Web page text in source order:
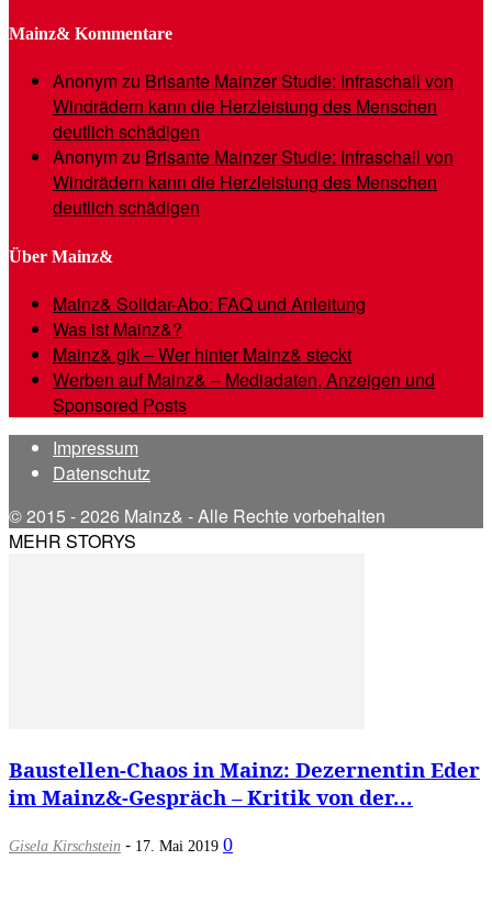
Mainz& Kommentare
Anonymzu Brisante Mainzer Studie: Infraschall von
Windrädern kann die Herzleistung des Menschen
deutlich schädigen
Anonymzu Brisante Mainzer Studie: Infraschall von
Windrädern kann die Herzleistung des Menschen
deutlich schädigen
Über Mainz&
Mainz& Solidar-Abo: FAQ und Anleitung
Was ist Mainz&?
Mainz& gik – Wer hinter Mainz& steckt
Werben auf Mainz& – Mediadaten, Anzeigen und
Sponsored Posts
Impressum
Datenschutz
© 2015 - 2026 Mainz& - Alle Rechte vorbehalten
MEHR STORYS
Baustellen-Chaos in Mainz: Dezernentin Eder
im Mainz&-Gespräch – Kritik von der...
Gisela Kirschstein - 17. Mai 2019 0